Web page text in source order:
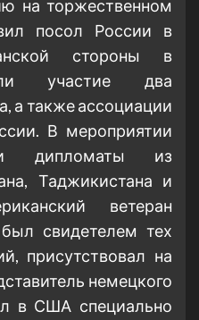
на торжественном
посол России в
стороны в
участие два
а также ассоциации
В мероприятии
дипломаты из
Таджикистана и
ветеран
свидетелем тех
присутствовал на
немецкого
в США специально